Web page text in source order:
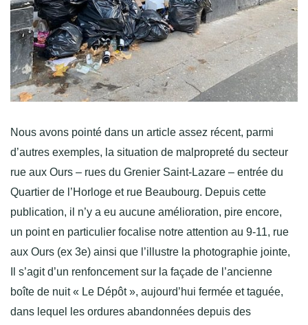
Nous avons pointé dans un article assez récent, parmi
d’autres exemples, la situation de malpropreté du secteur
rue aux Ours – rues du Grenier Saint-Lazare – entrée du
Quartier de l’Horloge et rue Beaubourg. Depuis cette
publication, il n’y a eu aucune amélioration, pire encore,
un point en particulier focalise notre attention au 9-11, rue
aux Ours (ex 3e) ainsi que l’illustre la photographie jointe,
Il s’agit d’un renfoncement sur la façade de l’ancienne
boîte de nuit « Le Dépôt », aujourd’hui fermée et taguée,
dans lequel les ordures abandonnées depuis des